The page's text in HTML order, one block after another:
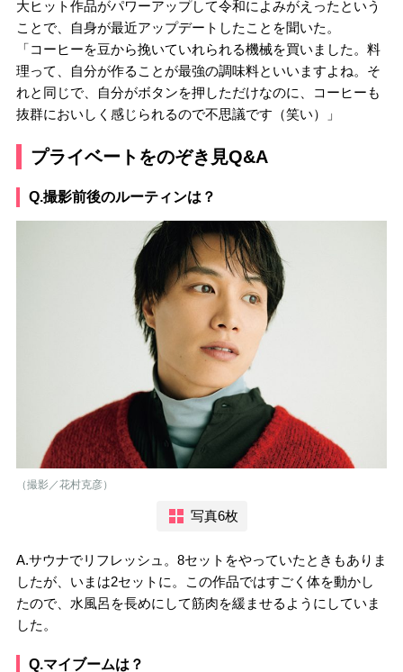
大ヒット作品がパワーアップして令和によみがえったという
ことで、自身が最近アップデートしたことを聞いた。
「コーヒーを豆から挽いていれられる機械を買いました。料
理って、自分が作ることが最強の調味料といいますよね。そ
れと同じで、自分がボタンを押しただけなのに、コーヒーも
抜群においしく感じられるので不思議です（笑い）」
プライベートをのぞき見Q&A
Q.撮影前後のルーティンは？
（撮影／花村克彦）
写真6枚
A.サウナでリフレッシュ。8セットをやっていたときもありま
したが、いまは2セットに。この作品ではすごく体を動かし
たので、水風呂を長めにして筋肉を緩ませるようにしていま
した。
Q.マイブームは？